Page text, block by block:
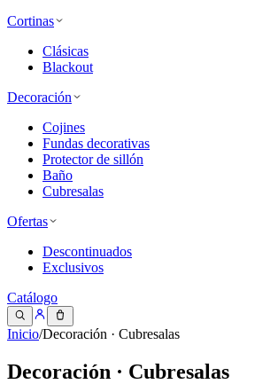
Cortinas
Clásicas
Blackout
Decoración
Cojines
Fundas decorativas
Protector de sillón
Baño
Cubresalas
Ofertas
Descontinuados
Exclusivos
Catálogo
Inicio/Decoración · Cubresalas
Decoración · Cubresalas